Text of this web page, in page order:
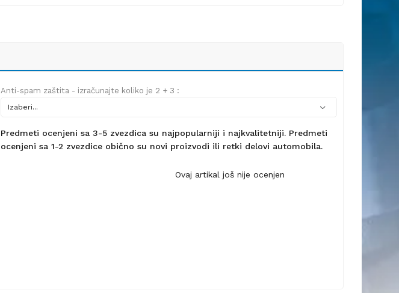
Anti-spam zaštita - izračunajte koliko je 2 + 3 :
Predmeti ocenjeni sa 3-5 zvezdica su najpopularniji i najkvalitetniji. Predmeti
ocenjeni sa 1-2 zvezdice obično su novi proizvodi ili retki delovi automobila.
Ovaj artikal još nije ocenjen